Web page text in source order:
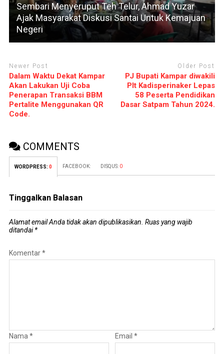
Sembari Menyeruput Teh Telur, Ahmad Yuzar
Ajak Masyarakat Diskusi Santai Untuk Kemajuan
Negeri
Newer Post
Dalam Waktu Dekat Kampar
Akan Lakukan Uji Coba
Penerapan Transaksi BBM
Pertalite Menggunakan QR
Code.
Older Post
PJ Bupati Kampar diwakili
Plt Kadisperinaker Lepas
58 Peserta Pendidikan
Dasar Satpam Tahun 2024.
COMMENTS
WORDPRESS: 0 FACEBOOK: DISQUS: 0
Tinggalkan Balasan
Alamat email Anda tidak akan dipublikasikan. Ruas yang wajib
ditandai*
Komentar*
Nama * Email*